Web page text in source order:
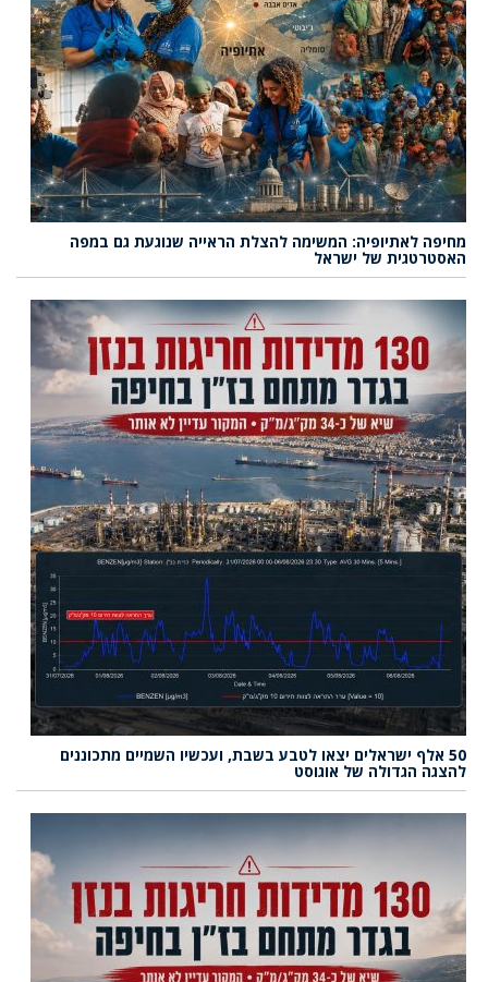
מחיפה לאתיופיה: המשימה להצלת הראייה שנוגעת גם במפה
האסטרטגית של ישראל
50 אלף ישראלים יצאו לטבע בשבת, ועכשיו השמיים מתכוננים
להצגה הגדולה של אוגוסט